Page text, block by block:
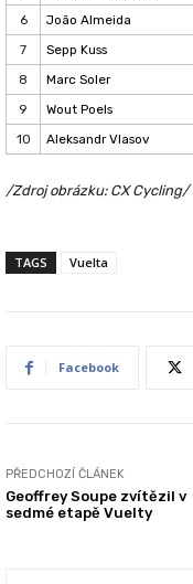
6
João Almeida
7
Sepp Kuss
8
Marc Soler
9
Wout Poels
10
Aleksandr Vlasov
/Zdroj obrázku: CX Cycling/
TAGS Vuelta
Facebook
PŘEDCHOZÍ ČLÁNEK
Geoffrey Soupe zvítězil v
sedmé etapě Vuelty